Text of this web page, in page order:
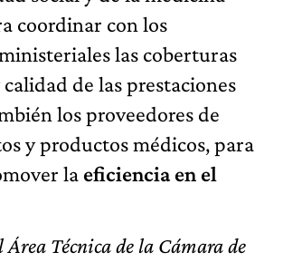
coordinar con los
las coberturas
calidad de las prestaciones
los proveedores de
y productos médicos, para
la eficiencia en el
Técnica de la Cámara de